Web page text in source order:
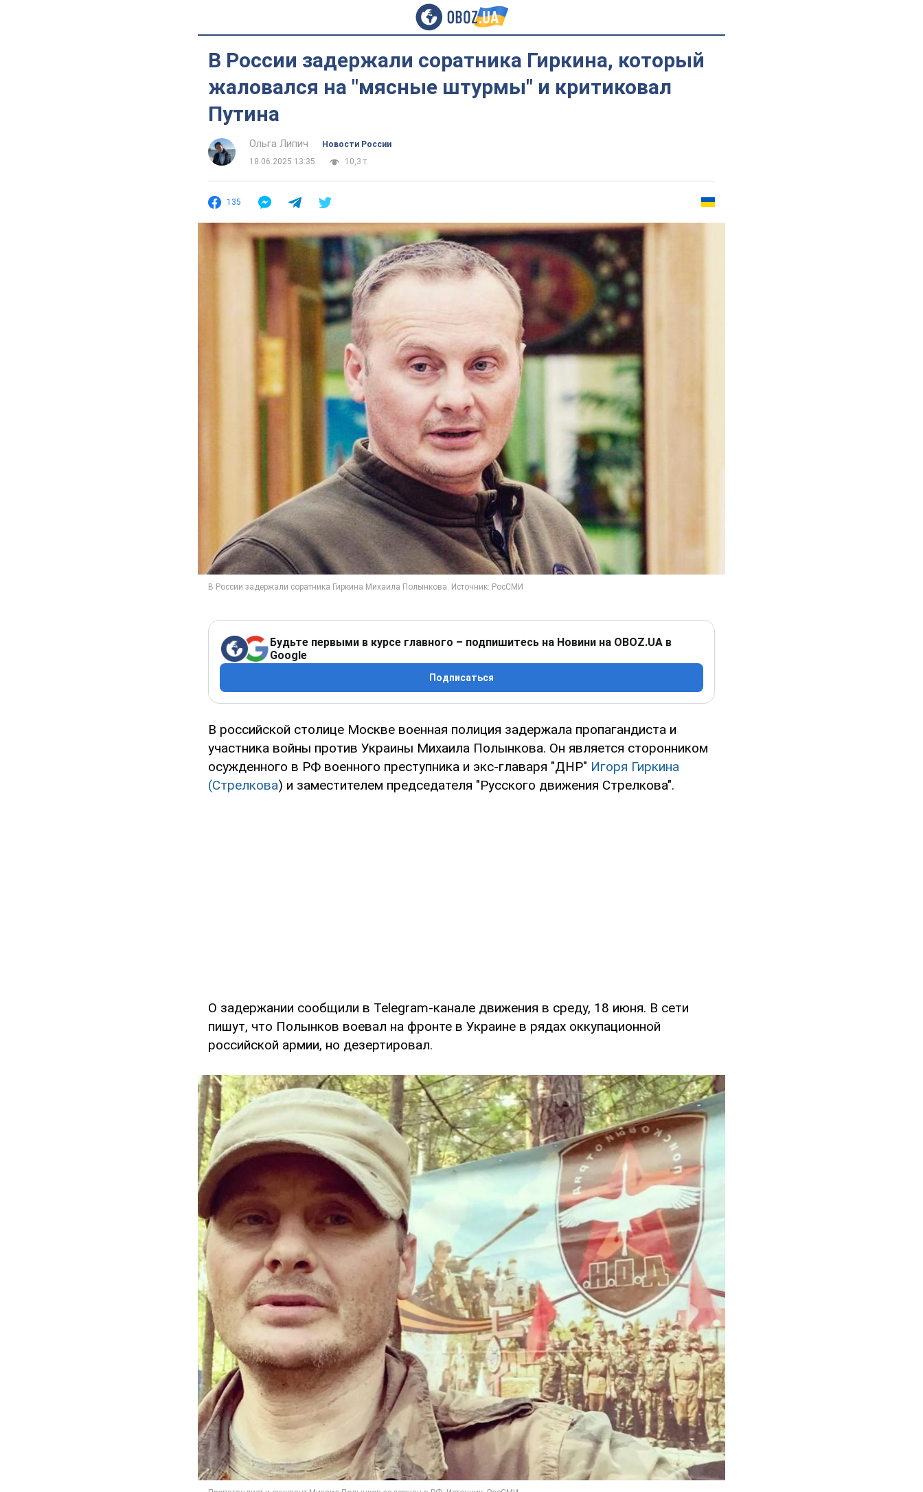
В России задержали соратника Гиркина, который
жаловался на "мясные штурмы" и критиковал
Путина
Ольга Липич
Новости России
18.06.2025 13:35
10,3 т.
135
Будьте первыми в курсе главного – подпишитесь на Новини на OBOZ.UA в
Google
Подписаться
В российской столице Москве военная полиция задержала пропагандиста и
участника войны против Украины Михаила Полынкова. Он является сторонником
осужденного в РФ военного преступника и экс-главаря "ДНР" Игоря Гиркина
(Стрелкова) и заместителем председателя "Русского движения Стрелкова".
О задержании сообщили в Telegram-канале движения в среду, 18 июня. В сети
пишут, что Полынков воевал на фронте в Украине в рядах оккупационной
российской армии, но дезертировал.